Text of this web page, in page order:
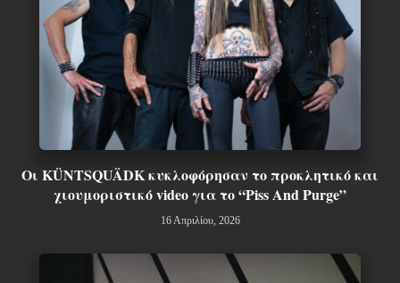
Οι KÜNTSQUÄDK κυκλοφόρησαν το προκλητικό και
χιουμοριστικό video για το “Piss And Purge”
16 Απριλίου, 2026